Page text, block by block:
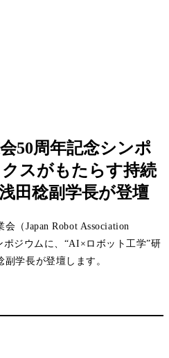
50周年記念シンポ
スがもたらす持続
田稔副学長が登壇
（Japan Robot Association
ジウムに、“AI×ロボット工学”研
学長が登壇します。